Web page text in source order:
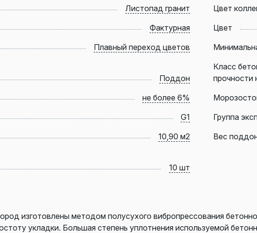
Листопад гранит Цвет
Фактурная Цвет
Плавный переход цветов
Поддон
Класс
прочности
не более 6%
G1 Группа
10,90 м2 Вес
10 шт
изготовлены методом полусухого вибропрессования
укладки. Большая степень уплотнения используемой